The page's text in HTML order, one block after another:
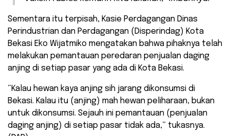
Sementara itu terpisah, Kasie Perdagangan Dinas
Perindustrian dan Perdagangan (Disperindag) Kota
Bekasi Eko Wijatmiko mengatakan bahwa pihaknya telah
melakukan pemantauan peredaran penjualan daging
anjing di setiap pasar yang ada di Kota Bekasi.
“Kalau hewan kaya anjing sih jarang dikonsumsi di
Bekasi. Kalau itu (anjing) mah hewan peliharaan, bukan
untuk dikonsumsi. Sejauh ini pemantauan (penjualan
daging anjing) di setiap pasar tidak ada,” tukasnya.